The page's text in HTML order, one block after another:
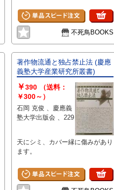
不死鳥BOOKS
著作物流通と独占禁止法 (慶應
義塾大学産業研究所叢書)
￥390
（送料：
￥300～）
石岡 克俊 、慶應義
塾大学出版会 、229
天にシミ、カバー縁に傷みがあり
ます。